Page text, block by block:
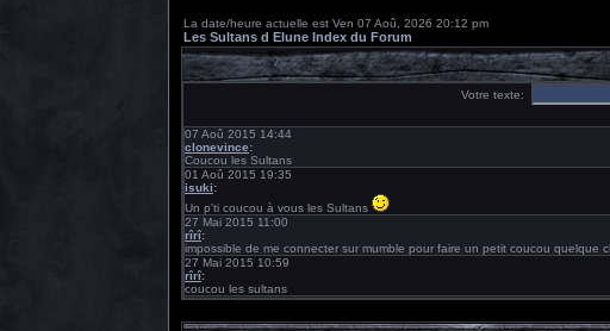
La date/heure actuelle est Ven 07 Aoû, 2026 20:12 pm
Les Sultans d Elune Index du Forum